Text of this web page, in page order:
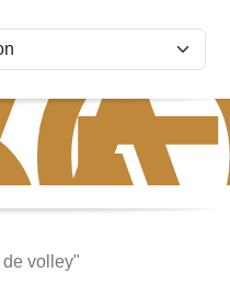
volley"